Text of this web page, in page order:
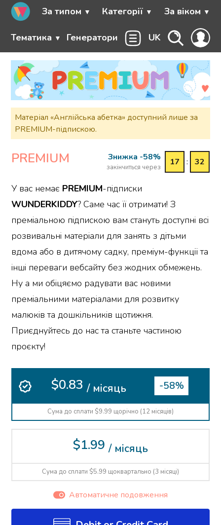
За типом Категорії За віком
Тематика Генератори UK
Матеріал «Англійська абетка» доступний лише за
PREMIUM-підпискою.
PREMIUM Знижка -58%
закінчиться через
17 : 32
У вас немає PREMIUM-підписки
WUNDERKIDDY? Саме час її отримати! З
преміальною підпискою вам стануть доступні всі
розвивальні матеріали для занять з дітьми
вдома або в дитячому садку, преміум-функції та
інші переваги вебсайту без жодних обмежень.
Ну а ми обіцяємо радувати вас новими
преміальними матеріалами для розвитку
малюків та дошкільників щотижня.
Приєднуйтесь до нас та станьте частиною
проєкту!
$0.83 / місяць -58%
Сума до сплати $9.99 щорічно (12 місяців)
$1.99 / місяць
Сума до сплати $5.99 щоквартально (3 місяці)
Автоматичне подовження